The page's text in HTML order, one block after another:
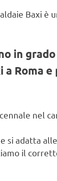
Baxi è
in
a Roma
nel
si adatta
il